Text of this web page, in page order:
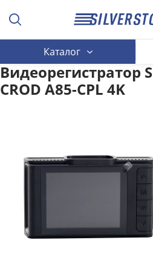
Каталог
Видеорегистратор
CROD A85-CPL 4K